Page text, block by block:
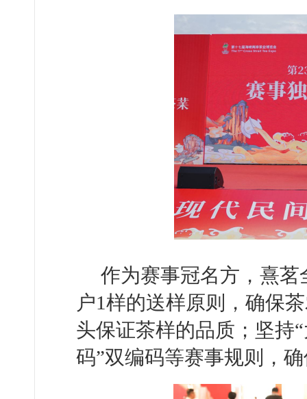
作为赛事冠名方，熹
户1样的送样原则，确保
头保证茶样的品质；坚持
码”双编码等赛事规则，